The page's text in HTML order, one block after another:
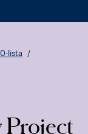
lista
Project